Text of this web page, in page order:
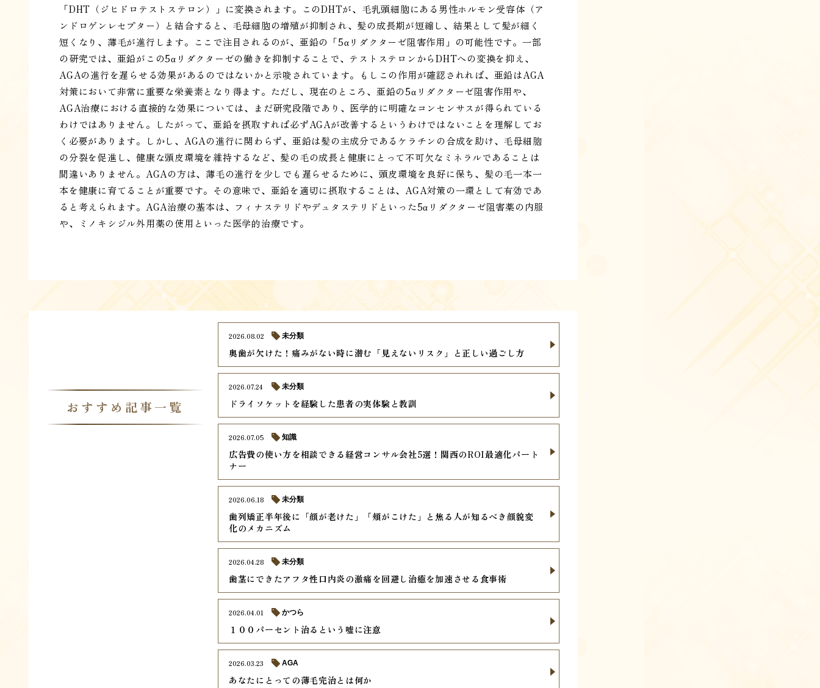
「DHT（ジヒドロテストステロン）」に変換されます。このDHTが、毛乳頭細胞にある男性ホルモン受容体（ア
ンドロゲンレセプター）と結合すると、毛母細胞の増殖が抑制され、髪の成長期が短縮し、結果として髪が細く
短くなり、薄毛が進行します。ここで注目されるのが、亜鉛の「5αリダクターゼ阻害作用」の可能性です。一部
の研究では、亜鉛がこの5αリダクターゼの働きを抑制することで、テストステロンからDHTへの変換を抑え、
AGAの進行を遅らせる効果があるのではないかと示唆されています。もしこの作用が確認されれば、亜鉛はAGA
対策において非常に重要な栄養素となり得ます。ただし、現在のところ、亜鉛の5αリダクターゼ阻害作用や、
AGA治療における直接的な効果については、まだ研究段階であり、医学的に明確なコンセンサスが得られている
わけではありません。したがって、亜鉛を摂取すれば必ずAGAが改善するというわけではないことを理解してお
く必要があります。しかし、AGAの進行に関わらず、亜鉛は髪の主成分であるケラチンの合成を助け、毛母細胞
の分裂を促進し、健康な頭皮環境を維持するなど、髪の毛の成長と健康にとって不可欠なミネラルであることは
間違いありません。AGAの方は、薄毛の進行を少しでも遅らせるために、頭皮環境を良好に保ち、髪の毛一本一
本を健康に育てることが重要です。その意味で、亜鉛を適切に摂取することは、AGA対策の一環として有効であ
ると考えられます。AGA治療の基本は、フィナステリドやデュタステリドといった5αリダクターゼ阻害薬の内服
や、ミノキシジル外用薬の使用といった医学的治療です。
おすすめ記事一覧
奥歯が欠けた！痛みがない時に潜む「見えないリスク」と正しい過ごし方
2026.08.02 未分類
ドライソケットを経験した患者の実体験と教訓
2026.07.24 未分類
広告費の使い方を相談できる経営コンサル会社5選！関西のROI最適化パート
ナー
2026.07.05 知識
歯列矯正半年後に「顔が老けた」「頬がこけた」と焦る人が知るべき顔貌変
化のメカニズム
2026.06.18 未分類
歯茎にできたアフタ性口内炎の激痛を回避し治癒を加速させる食事術
2026.04.28 未分類
１００パーセント治るという嘘に注意
2026.04.01 かつら
あなたにとっての薄毛完治とは何か
2026.03.23 AGA